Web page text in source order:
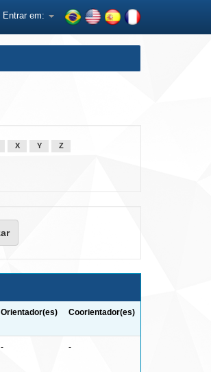
Entrar em:
X Y Z
Orientador(es) Coorientador(es)
- -